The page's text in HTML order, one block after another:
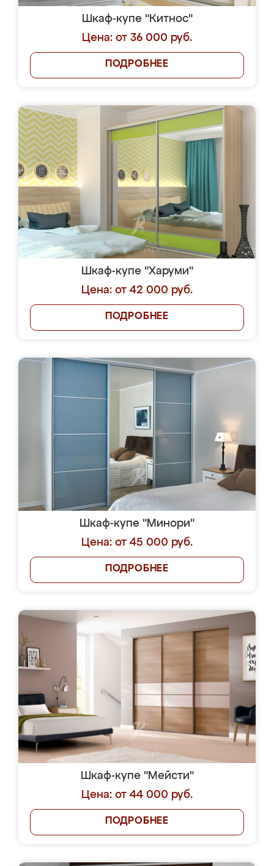
Шкаф-купе "Китнос"
Цена: от 36 000 руб.
ПОДРОБНЕЕ
Шкаф-купе "Харуми"
Цена: от 42 000 руб.
ПОДРОБНЕЕ
Шкаф-купе "Минори"
Цена: от 45 000 руб.
ПОДРОБНЕЕ
Шкаф-купе "Мейсти"
Цена: от 44 000 руб.
ПОДРОБНЕЕ